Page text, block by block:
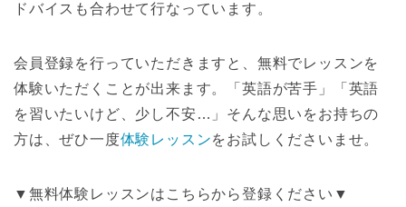
ドバイスも合わせて行なっています。
会員登録を行っていただきますと、無料でレッスンを
体験いただくことが出来ます。「英語が苦手」「英語
を習いたいけど、少し不安…」そんな思いをお持ちの
方は、ぜひ一度体験レッスンをお試しくださいませ。
▼無料体験レッスンはこちらから登録ください▼